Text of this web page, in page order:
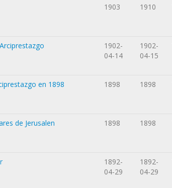
1903 1910
1902-
04-14
1902-
04-15
en 1898 1898 1898
de Jerusalen 1898 1898
1892-
04-29
1892-
04-29